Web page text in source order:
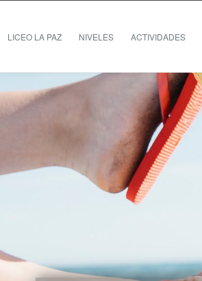
LICEO LA PAZ NIVELES ACTIVIDADES